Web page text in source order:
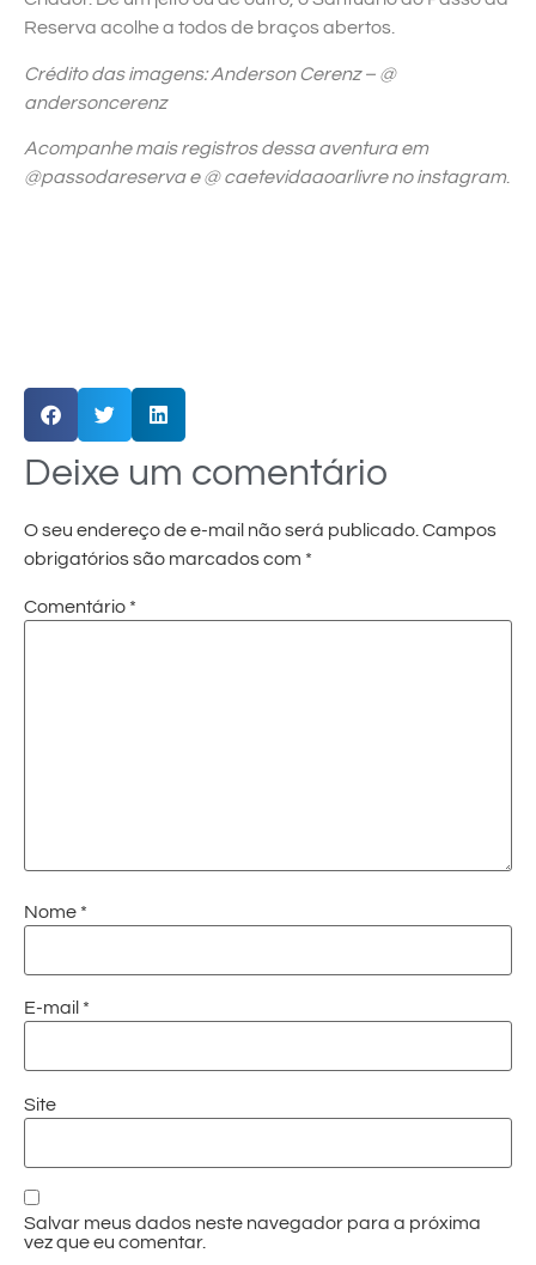
Reserva acolhe a todos de braços abertos.
Crédito das imagens: Anderson Cerenz – @
andersoncerenz
Acompanhe mais registros dessa aventura em
@passodareserva e @ caetevidaaoarlivre no instagram.
Deixe um comentário
O seu endereço de e-mail não será publicado.Campos
obrigatórios são marcados com *
Comentário *
Nome *
E-mail *
Site
Salvar meus dados neste navegador para a próxima
vez que eu comentar.